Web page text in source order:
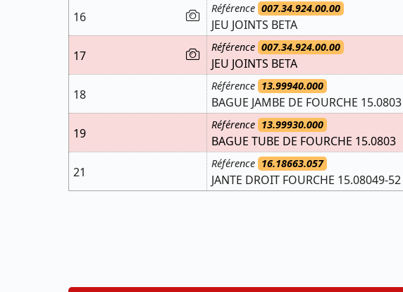
16
Référence 007.34.924.00.00
JEU JOINTS BETA
17
Référence 007.34.924.00.00
JEU JOINTS BETA
18
Référence 13.99940.000
BAGUE JAMBE DE FOURCHE 15.0803
19
Référence 13.99930.000
BAGUE TUBE DE FOURCHE 15.0803
21
Référence 16.18663.057
JANTE DROIT FOURCHE 15.08049-52